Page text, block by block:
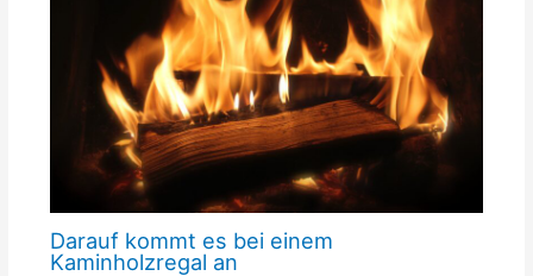
Darauf kommt es bei einem
Kaminholzregal an